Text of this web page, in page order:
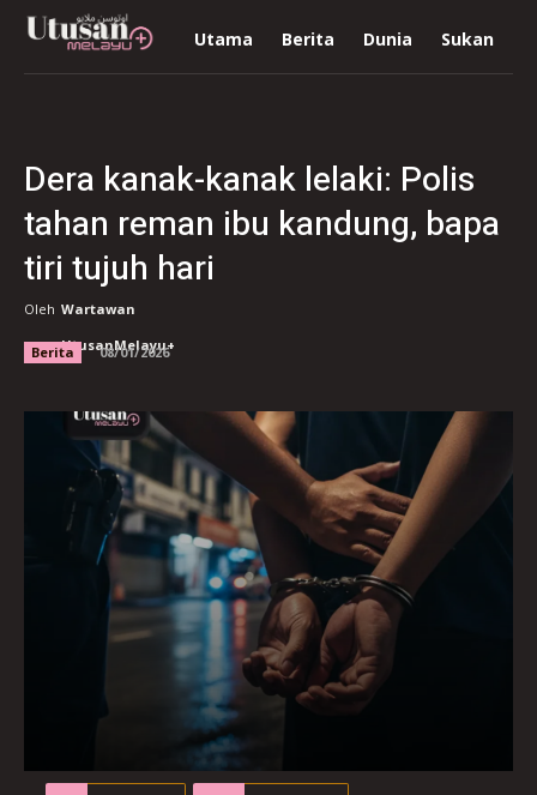
Utama Berita Dunia Sukan
Dera kanak-kanak lelaki: Polis
tahan reman ibu kandung, bapa
tiri tujuh hari
Oleh Wartawan
UtusanMelayu+
Berita 08/01/2026